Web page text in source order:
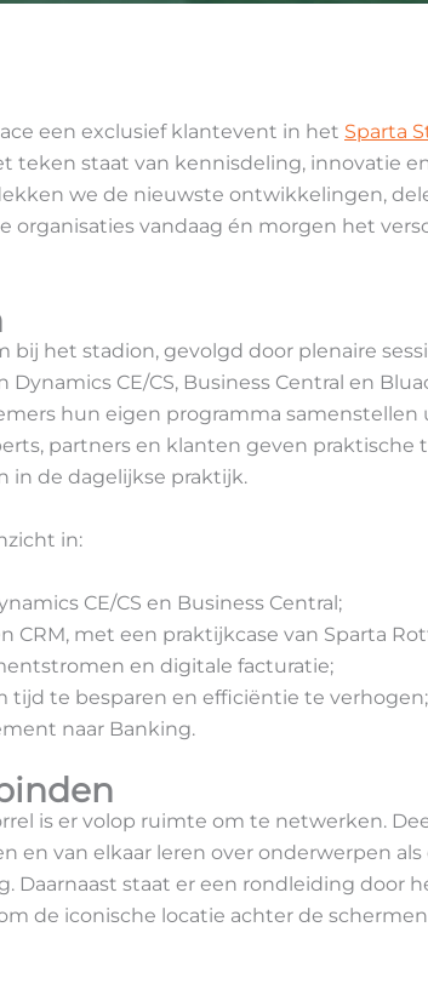
een exclusief klantevent in het Sparta
teken staat van kennisdeling, innovatie
we de nieuwste ontwikkelingen,
organisaties vandaag én morgen het
het stadion, gevolgd door plenaire
CE/CS, Business Central en
hun eigen programma samenstellen
partners en klanten geven praktische
in de dagelijkse praktijk.
in:
CE/CS en Business Central;
CRM, met een praktijkcase van Sparta
en digitale facturatie;
tijd te besparen en efficiëntie te verhogen;
naar Banking.
is er volop ruimte om te netwerken.
en van elkaar leren over onderwerpen
Daarnaast staat er een rondleiding door
de iconische locatie achter de